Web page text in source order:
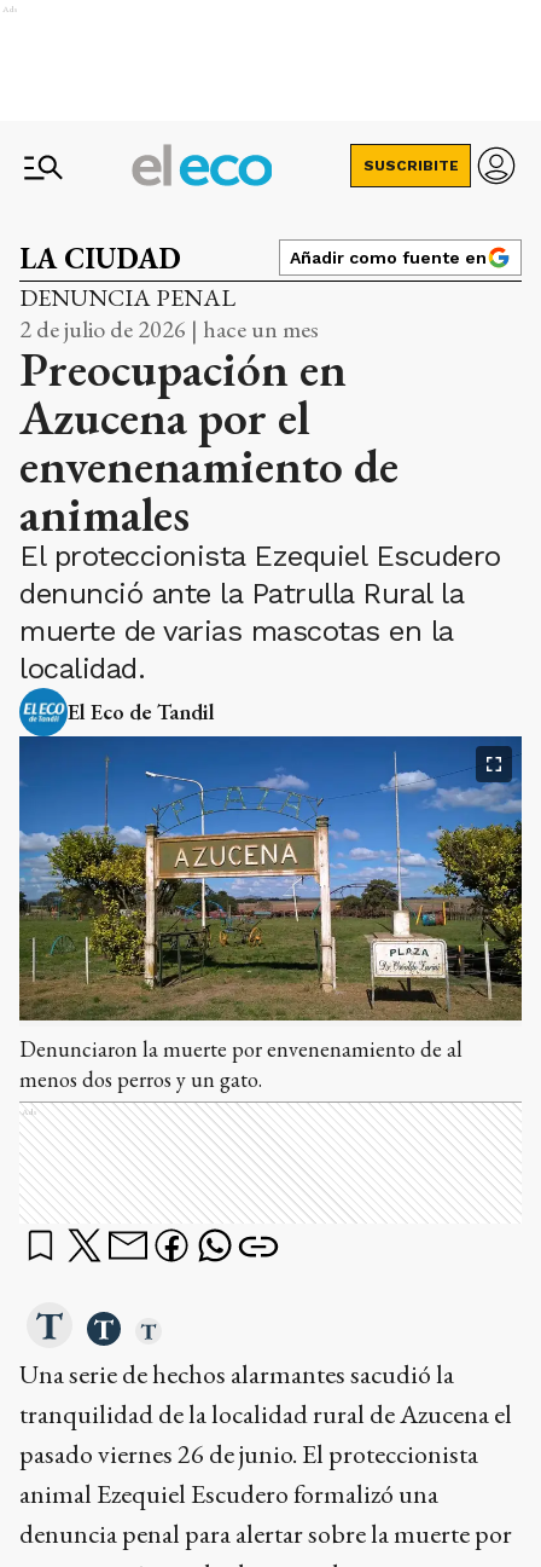
Ads
SUSCRIBITE
LA CIUDAD Añadir como fuente en
DENUNCIA PENAL
2 de julio de 2026 | hace un mes
Preocupación en
Azucena por el
envenenamiento de
animales
El proteccionista Ezequiel Escudero
denunció ante la Patrulla Rural la
muerte de varias mascotas en la
localidad.
El Eco de Tandil
Denunciaron la muerte por envenenamiento de al
menos dos perros y un gato.
Ads
Una serie de hechos alarmantes sacudió la
tranquilidad de la localidad rural de Azucena el
pasado viernes 26 de junio. El proteccionista
animal Ezequiel Escudero formalizó una
denuncia penal para alertar sobre la muerte por